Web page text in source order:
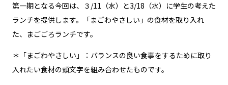
第一期となる今回は、３/11（水）と3/18（水）に学生の考えた
ランチを提供します。「まごわやさしい」の食材を取り入れ
た、まごごろランチです。
＊「まごわやさしい」：バランスの良い食事をするために取り
入れたい食材の頭文字を組み合わせたものです。